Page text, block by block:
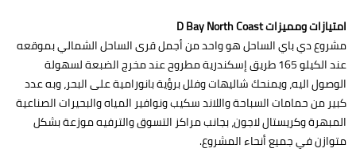
امتيازات ومميزات D Bay North Coast
مشروع دي باي الساحل هو واحد من أجمل قرى الساحل الشمالي بموقعه
عند الكيلو 165 طريق إسكندرية مطروح عند مخرج الضبعة لسهولة
الوصول اليه، ويمنحك شاليهات وفلل برؤية بانورامية على البحر، وبه عدد
كبير من حمامات السباحة واللاند سكيب ونوافير المياه والبحيرات الصناعية
المبهرة وكريستال لاجون، بجانب مراكز التسوق والترفيه موزعة بشكل
متوازن في جميع أنحاء المشروع.